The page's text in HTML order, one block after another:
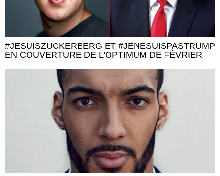
#JESUISZUCKERBERG ET #JENESUISPASTRUMP
EN COUVERTURE DE L'OPTIMUM DE FÉVRIER